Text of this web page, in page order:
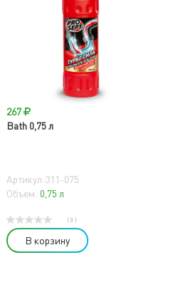
267
Bath 0,75 л
Артикул:311-075
Объем: 0,75 л
( 0 )
В корзину